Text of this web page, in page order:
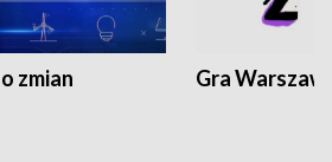
zmian Gra